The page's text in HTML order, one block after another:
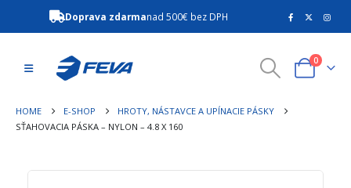
Doprava zdarmanad 500€ bez DPH
0
HOME E-SHOP
HROTY, NÁSTAVCE A UPÍNACIE PÁSKY
SŤAHOVACIA PÁSKA – NYLON – 4.8 X 160